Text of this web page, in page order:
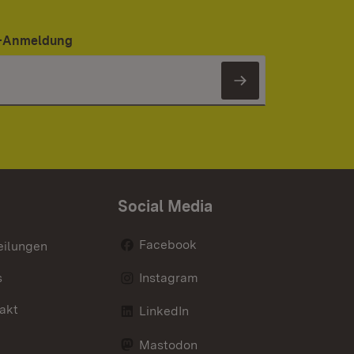
Newsletter
Social Media
Facebook
Instagram
LinkedIn
Mastodon